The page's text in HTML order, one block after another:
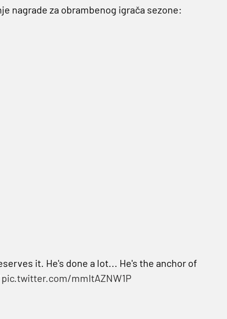
nagrade za obrambenog igrača sezone:
it. He's done a lot... He's the anchor of
pic.twitter.com/mmItAZNW1P